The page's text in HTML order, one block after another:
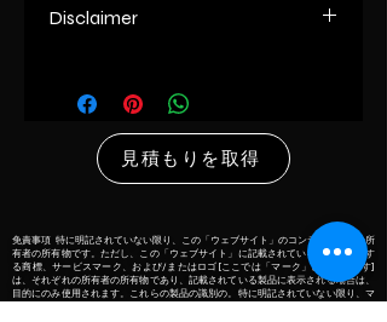
Instrument Name
Haematology
Differential Type Any
Usage/Application Hospital
Operation Mode Any
Automation
Fully
Disclaimer
content of this “website” is the
proprietary property of its owners.
however, trademarks, service marks
on this” website” are the property of
their respective owners and if they
appear with the listed products, it is
見積もりを取得
免責事項 特に明記されていない限り、この「ウェブサイト」のコンテンツはその所
有者の所有物です。ただし、この「ウェブサイト」に記載されている製品に関連す
る商標、サービスマーク、および/またはロゴ[ここでは「マーク」と呼ばれます]
は、それぞれの所有者の所有物であり、記載されている製品に表示される場合は、
目的にのみ使用されます。これらの製品の識別の。特に明記されていない限り、マ